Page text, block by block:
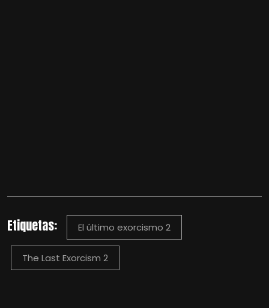
Etiquetas: El último exorcismo 2
The Last Exorcism 2